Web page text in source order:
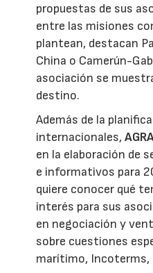
propuestas de sus
entre las misiones
plantean, destacan
China o Camerún-
asociación se
destino.
Además de la
internacionales,
en la elaboración de
e informativos para
quiere conocer qué
interés para sus
en negociación y
sobre cuestiones
marítimo, Incoterms,